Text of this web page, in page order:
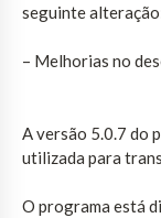
seguinte
– Melhorias no
A versão 5.0.7 do
utilizada para
O programa está